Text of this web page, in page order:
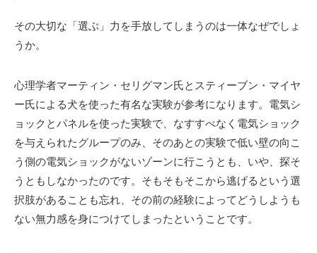
その大切な「選ぶ」力を手放してしまうのは一体なぜでしょ
うか。
心理学者マーティン・セリグマン氏とスティーブン・マイヤ
ー氏による犬を使った有名な実験が参考になります。電気シ
ョックとパネルを使った実験で、なすすべなく電気ショック
を与えられたグループのみ、そのあとの実験で低い壁の向こ
う側の電気ショックがないゾーンに行こうとも、いや、探そ
うともしなかったのです。そもそもそこから逃げるという選
択肢があることも忘れ、その前の経験によってどうしようも
ない無力感を身につけてしまったということです。